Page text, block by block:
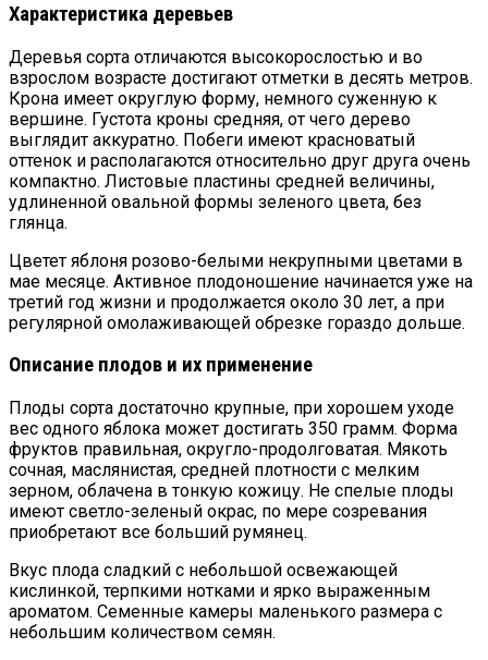
Характеристика деревьев
Деревья сорта отличаются высокорослостью и во
взрослом возрасте достигают отметки в десять метров.
Крона имеет округлую форму, немного суженную к
вершине. Густота кроны средняя, от чего дерево
выглядит аккуратно. Побеги имеют красноватый
оттенок и располагаются относительно друг друга очень
компактно. Листовые пластины средней величины,
удлиненной овальной формы зеленого цвета, без
глянца.
Цветет яблоня розово-белыми некрупными цветами в
мае месяце. Активное плодоношение начинается уже на
третий год жизни и продолжается около 30 лет, а при
регулярной омолаживающей обрезке гораздо дольше.
Описание плодов и их применение
Плоды сорта достаточно крупные, при хорошем уходе
вес одного яблока может достигать 350 грамм. Форма
фруктов правильная, округло-продолговатая. Мякоть
сочная, маслянистая, средней плотности с мелким
зерном, облачена в тонкую кожицу. Не спелые плоды
имеют светло-зеленый окрас, по мере созревания
приобретают все больший румянец.
Вкус плода сладкий с небольшой освежающей
кислинкой, терпкими нотками и ярко выраженным
ароматом. Семенные камеры маленького размера с
небольшим количеством семян.